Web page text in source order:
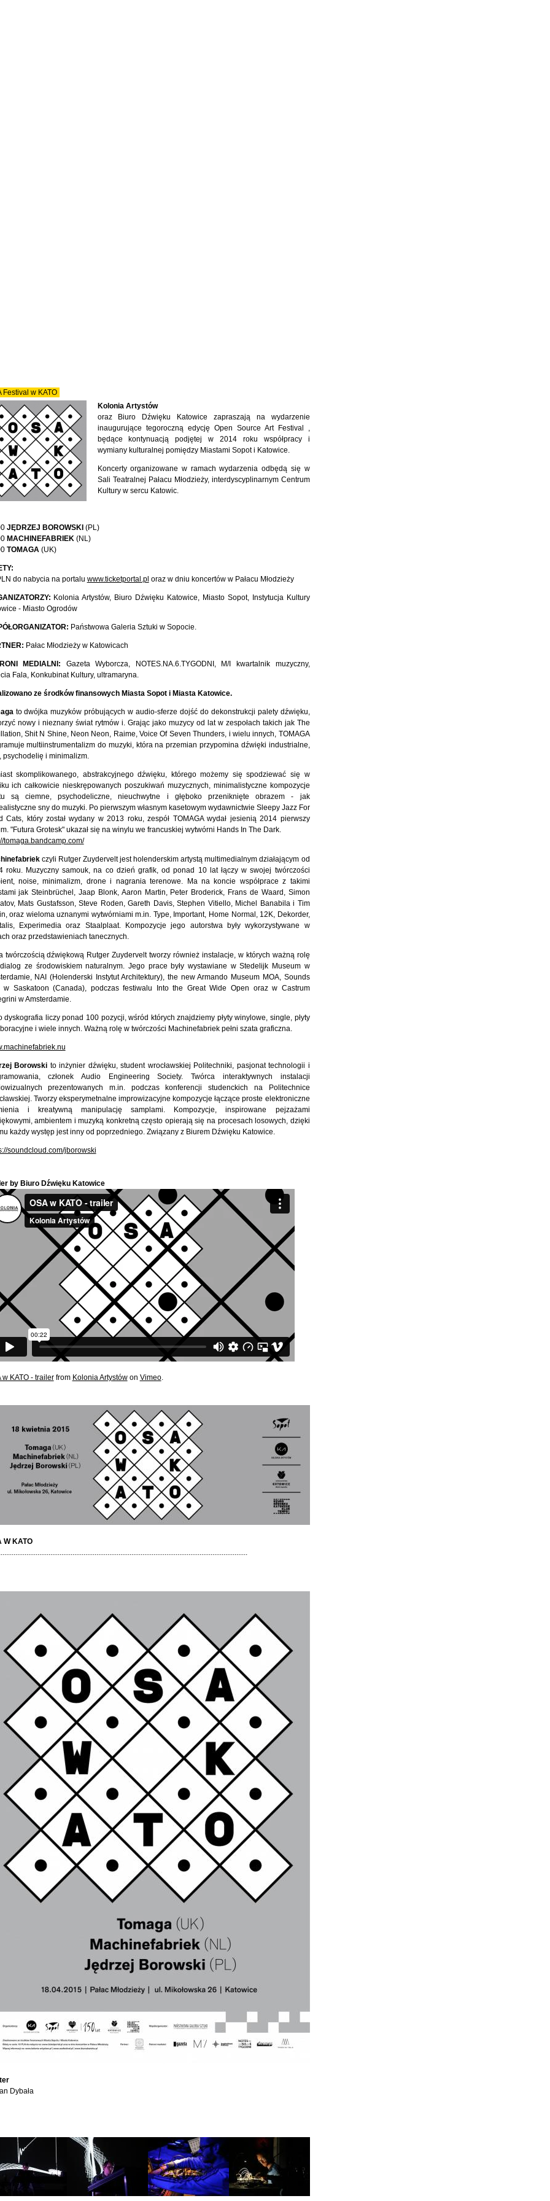
Festival w KATO
Kolonia Artystów
oraz Biuro Dźwięku Katowice zapraszają na wydarzenie
inaugurujące tegoroczną edycję Open Source Art Festival ,
będące kontynuacją podjętej w 2014 roku współpracy i
wymiany kulturalnej pomiędzy Miastami Sopot i Katowice.
Koncerty organizowane w ramach wydarzenia odbędą się w
Sali Teatralnej Pałacu Młodzieży, interdyscyplinarnym Centrum
Kultury w sercu Katowic.
JĘDRZEJ BOROWSKI (PL)
MACHINEFABRIEK(NL)
TOMAGA(UK)
do nabycia na portalu www.ticketportal.pl oraz w dniu koncertów w Pałacu Młodzieży
Kolonia Artystów, Biuro Dźwięku Katowice, Miasto Sopot, Instytucja Kultury
- Miasto Ogrodów
Państwowa Galeria Sztuki w Sopocie.
Pałac Młodzieży w Katowicach
MEDIALNI: Gazeta Wyborcza, NOTES.NA.6.TYGODNI, M/I kwartalnik muzyczny,
Fala, Konkubinat Kultury, ultramaryna.
ze środków finansowych Miasta Sopot i Miasta Katowice.
to dwójka muzyków próbujących w audio-sferze dojść do dekonstrukcji palety dźwięku,
nowy i nieznany świat rytmów i. Grając jako muzycy od lat w zespołach takich jak The
Shit N Shine, Neon Neon, Raime, Voice Of Seven Thunders, i wielu innych, TOMAGA
multiinstrumentalizm do muzyki, która na przemian przypomina dźwięki industrialne,
psychodelię i minimalizm.
skomplikowanego, abstrakcyjnego dźwięku, którego możemy się spodziewać się w
ich całkowicie nieskrępowanych poszukiwań muzycznych, minimalistyczne kompozycje
są ciemne, psychodeliczne, nieuchwytne i głęboko przeniknięte obrazem - jak
sny do muzyki. Po pierwszym własnym kasetowym wydawnictwie Sleepy Jazz For
Cats, który został wydany w 2013 roku, zespół TOMAGA wydał jesienią 2014 pierwszy
"Futura Grotesk" ukazał się na winylu we francuskiej wytwórni Hands In The Dark.
tomaga.bandcamp.com/
czyli Rutger Zuydervelt jest holenderskim artystą multimedialnym działającym od
roku. Muzyczny samouk, na co dzień grafik, od ponad 10 lat łączy w swojej twórczości
noise, minimalizm, drone i nagrania terenowe. Ma na koncie współprace z takimi
jak Steinbrüchel, Jaap Blonk, Aaron Martin, Peter Broderick, Frans de Waard, Simon
Mats Gustafsson, Steve Roden, Gareth Davis, Stephen Vitiello, Michel Banabila i Tim
oraz wieloma uznanymi wytwórniami m.in. Type, Important, Home Normal, 12K, Dekorder,
Experimedia oraz Staalplaat. Kompozycje jego autorstwa były wykorzystywane w
oraz przedstawieniach tanecznych.
twórczością dźwiękową Rutger Zuydervelt tworzy również instalacje, w których ważną rolę
ze środowiskiem naturalnym. Jego prace były wystawiane w Stedelijk Museum w
NAI (Holenderski Instytut Architektury), the new Armando Museum MOA, Sounds
w Saskatoon (Canada), podczas festiwalu Into the Great Wide Open oraz w Castrum
w Amsterdamie.
dyskografia liczy ponad 100 pozycji, wśród których znajdziemy płyty winylowe, single, płyty
i wiele innych. Ważną rolę w twórczości Machinefabriek pełni szata graficzna.
Borowski to inżynier dźwięku, student wrocławskiej Politechniki, pasjonat technologii i
członek Audio Engineering Society. Twórca interaktywnych instalacji
prezentowanych m.in. podczas konferencji studenckich na Politechnice
Tworzy eksperymetnalne improwizacyjne kompozycje łączące proste elektroniczne
i kreatywną manipulację samplami. Kompozycje, inspirowane pejzażami
ambientem i muzyką konkretną często opierają się na procesach losowych, dzięki
każdy występ jest inny od poprzedniego. Związany z Biurem Dźwięku Katowice.
soundcloud.com/jborowski
by Biuro Dźwięku Katowice
w KATO - trailerfrom Kolonia Artystówon Vimeo.
W KATO
Dybała